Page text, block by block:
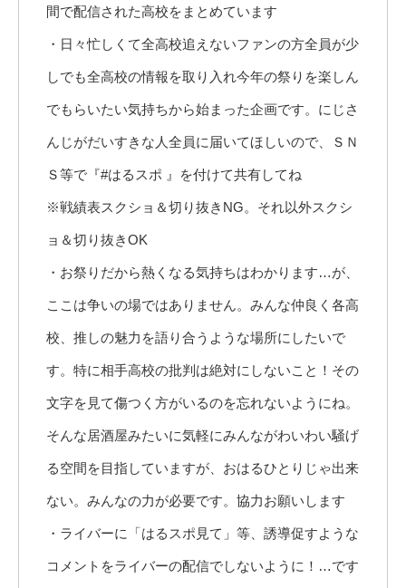
間で配信された高校をまとめています
・日々忙しくて全高校追えないファンの方全員が少
しでも全高校の情報を取り入れ今年の祭りを楽しん
でもらいたい気持ちから始まった企画です。にじさ
んじがだいすきな人全員に届いてほしいので、ＳＮ
Ｓ等で『#はるスポ 』を付けて共有してね
※戦績表スクショ＆切り抜きNG。それ以外スクシ
ョ＆切り抜きOK
・お祭りだから熱くなる気持ちはわかります…が、
ここは争いの場ではありません。みんな仲良く各高
校、推しの魅力を語り合うような場所にしたいで
す。特に相手高校の批判は絶対にしないこと！その
文字を見て傷つく方がいるのを忘れないようにね。
そんな居酒屋みたいに気軽にみんながわいわい騒げ
る空間を目指していますが、おはるひとりじゃ出来
ない。みんなの力が必要です。協力お願いします
・ライバーに「はるスポ見て」等、誘導促すような
コメントをライバーの配信でしないように！…です